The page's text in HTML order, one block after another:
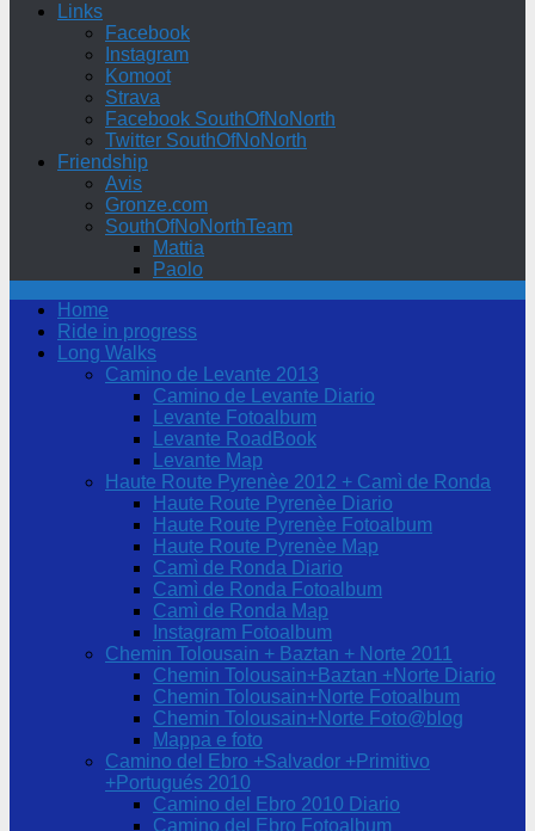
Links
Facebook
Instagram
Komoot
Strava
Facebook SouthOfNoNorth
Twitter SouthOfNoNorth
Friendship
Avis
Gronze.com
SouthOfNoNorthTeam
Mattia
Paolo
Home
Ride in progress
Long Walks
Camino de Levante 2013
Camino de Levante Diario
Levante Fotoalbum
Levante RoadBook
Levante Map
Haute Route Pyrenèe 2012 + Camì de Ronda
Haute Route Pyrenèe Diario
Haute Route Pyrenèe Fotoalbum
Haute Route Pyrenèe Map
Camì de Ronda Diario
Camì de Ronda Fotoalbum
Camì de Ronda Map
Instagram Fotoalbum
Chemin Tolousain + Baztan + Norte 2011
Chemin Tolousain+Baztan +Norte Diario
Chemin Tolousain+Norte Fotoalbum
Chemin Tolousain+Norte Foto@blog
Mappa e foto
Camino del Ebro +Salvador +Primitivo
+Portugués 2010
Camino del Ebro 2010 Diario
Camino del Ebro Fotoalbum